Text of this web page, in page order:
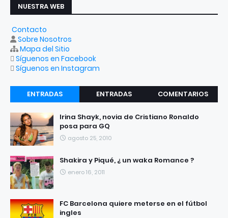
NUESTRA WEB
Contacto
Sobre Nosotros
Mapa del Sitio
Síguenos en Facebook
Síguenos en Instagram
ENTRADAS
RECIENTES
ENTRADAS
COMENTARIOS
Irina Shayk, novia de Cristiano Ronaldo
posa para GQ
agosto 25, 2010
Shakira y Piqué, ¿ un waka Romance ?
enero 16, 2011
FC Barcelona quiere meterse en el fútbol
ingles